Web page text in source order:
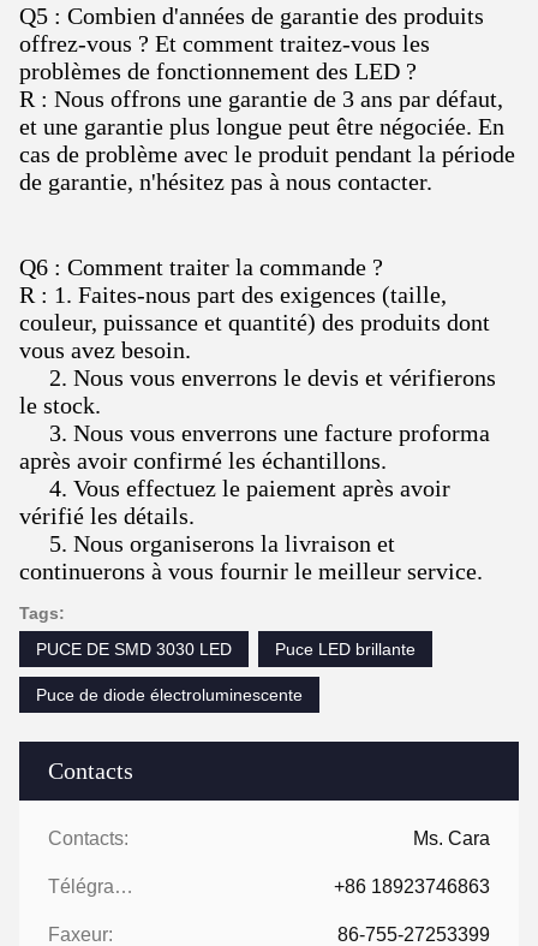
Contacts
Contacts: Ms. Cara
Télégramme: +86 18923746863
Faxeur: 86-755-27253399
Q5 : Combien d'années de garantie des produits
offrez-vous ? Et comment traitez-vous les
problèmes de fonctionnement des LED ?
R : Nous offrons une garantie de 3 ans par défaut,
et une garantie plus longue peut être négociée. En
cas de problème avec le produit pendant la période
de garantie, n'hésitez pas à nous contacter.
Q6 : Comment traiter la commande ?
R : 1. Faites-nous part des exigences (taille,
couleur, puissance et quantité) des produits dont
vous avez besoin.
2. Nous vous enverrons le devis et vérifierons
le stock.
3. Nous vous enverrons une facture proforma
après avoir confirmé les échantillons.
4. Vous effectuez le paiement après avoir
vérifié les détails.
5. Nous organiserons la livraison et
continuerons à vous fournir le meilleur service.
Tags:
PUCE DE SMD 3030 LED
Puce LED brillante
Puce de diode électroluminescente